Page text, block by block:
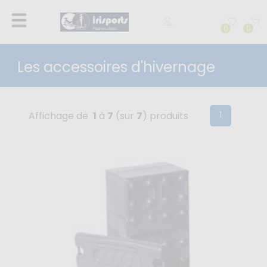
0 0
Les accessoires d'hivernage
Affichage de 1 à 7 (sur 7) produits 1